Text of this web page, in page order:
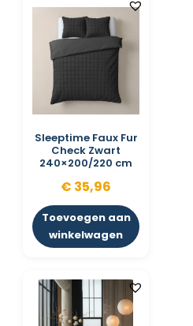
Sleeptime Faux Fur
Check Zwart
240×200/220 cm
€ 35,96
Toevoegen aan
winkelwagen